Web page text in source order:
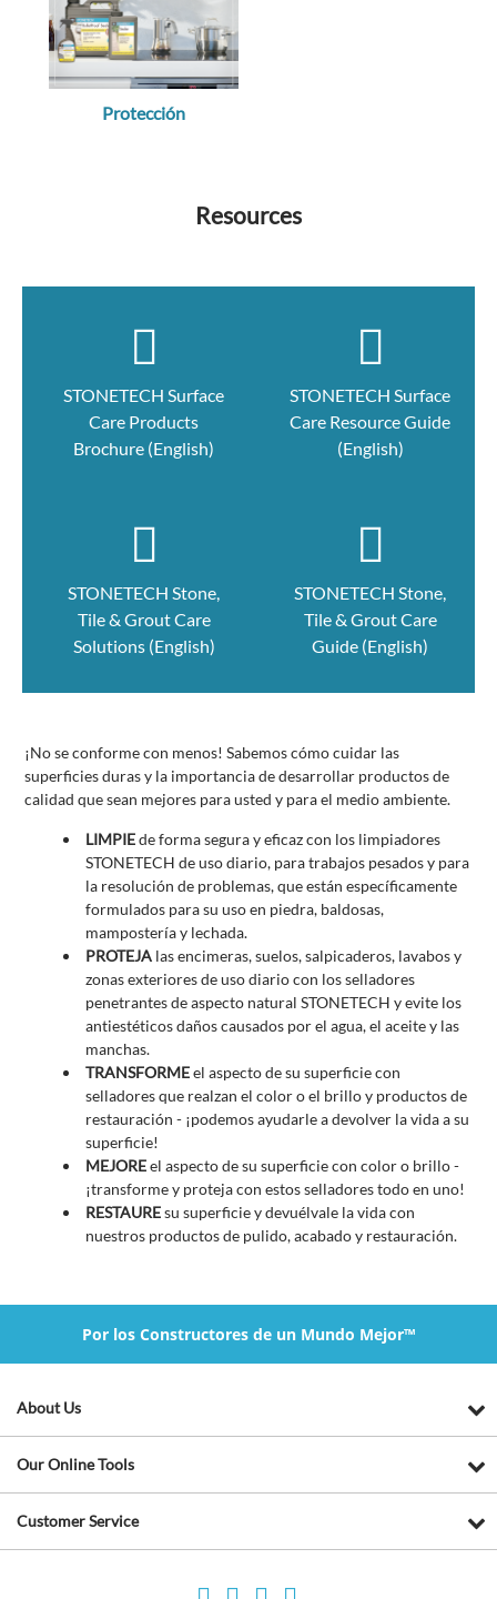
Protección
Resources
STONETECH Surface
Care Products
Brochure (English)
STONETECH Surface
Care Resource Guide
(English)
STONETECH Stone,
Tile & Grout Care
Solutions (English)
STONETECH Stone,
Tile & Grout Care
Guide (English)
¡No se conforme con menos! Sabemos cómo cuidar las
superficies duras y la importancia de desarrollar productos de
calidad que sean mejores para usted y para el medio ambiente.
LIMPIEde forma segura y eficaz con los limpiadores
STONETECH de uso diario, para trabajos pesados y para
la resolución de problemas, que están específicamente
formulados para su uso en piedra, baldosas,
mampostería y lechada.
PROTEJA las encimeras, suelos, salpicaderos, lavabos y
zonas exteriores de uso diario con los selladores
penetrantes de aspecto natural STONETECH y evite los
antiestéticos daños causados por el agua, el aceite y las
manchas.
TRANSFORMEel aspecto de su superficie con
selladores que realzan el color o el brillo y productos de
restauración - ¡podemos ayudarle a devolver la vida a su
superficie!
MEJOREel aspecto de su superficie con color o brillo -
¡transforme y proteja con estos selladores todo en uno!
RESTAUREsu superficie y devuélvale la vida con
nuestros productos de pulido, acabado y restauración.
Por los Constructores de un Mundo Mejor™
About Us
Our Online Tools
Customer Service